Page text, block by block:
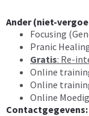
Ander (niet-
Focusing
Pranic
Gratis: Re-
Online
Online
Online
Contactgegevens: